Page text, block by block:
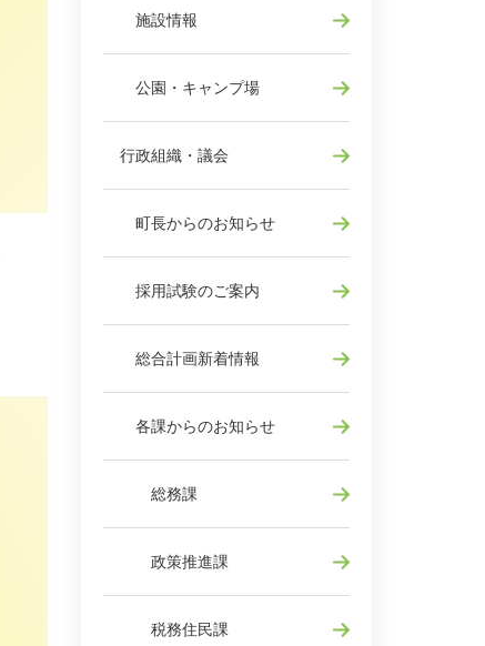
施設情報
公園・キャンプ場
行政組織・議会
町長からのお知らせ
採用試験のご案内
総合計画新着情報
各課からのお知らせ
総務課
政策推進課
税務住民課